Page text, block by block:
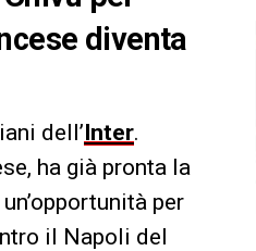
diventa
dell’Inter.
ha già pronta la
per
il Napoli del